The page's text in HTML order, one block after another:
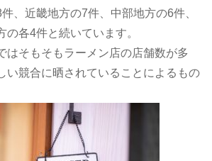
、近畿地方の7件、中部地方の6件、
の各4件と続いています。
はそもそもラーメン店の店舗数が多
い競合に晒されていることによるもの